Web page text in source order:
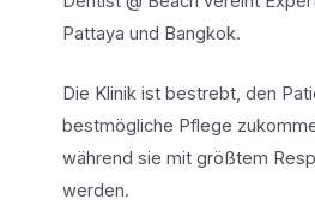
Pattaya und Bangkok.
Die Klinik ist bestrebt, den
bestmögliche Pflege
während sie mit größtem
werden.